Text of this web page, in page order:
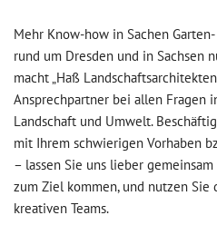
Mehr Know-how in Sachen
rund um Dresden und in Sachsen
macht „Haß
Ansprechpartner bei allen Fragen
Landschaft und Umwelt.
mit Ihrem schwierigen Vorhaben
– lassen Sie uns lieber
zum Ziel kommen, und nutzen Sie
kreativen Teams.